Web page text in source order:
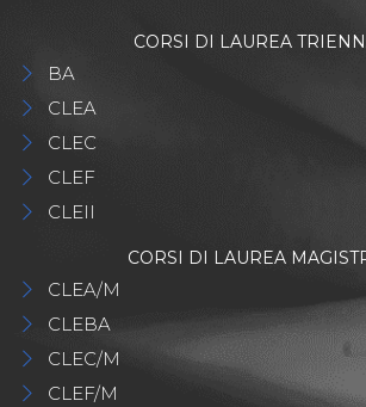
CORSI DI LAUREA
BA
CLEA
CLEC
CLEF
CLEII
CORSI DI LAUREA
CLEA/M
CLEBA
CLEC/M
CLEF/M